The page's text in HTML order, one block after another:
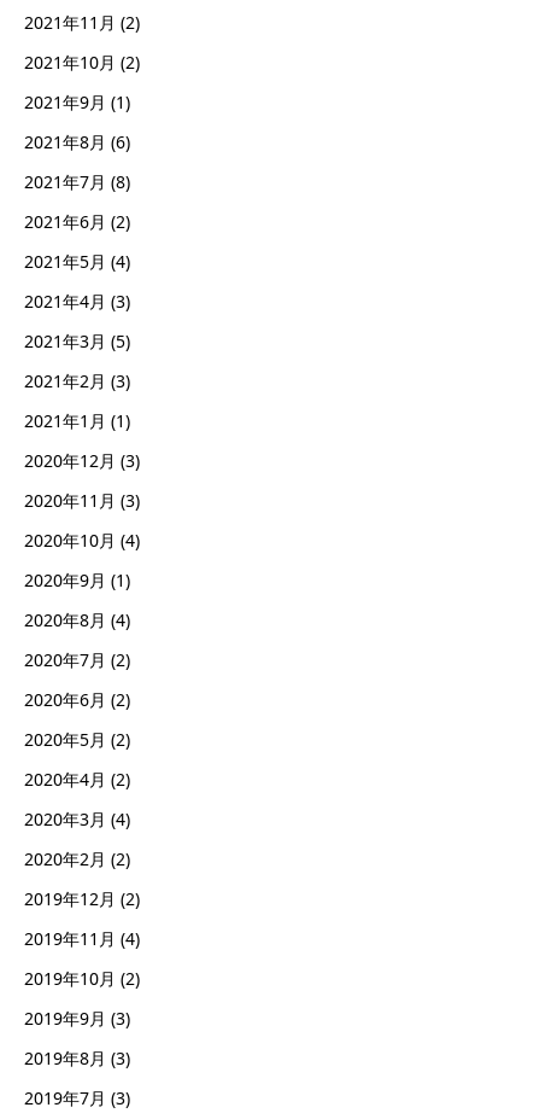
2021年11月 (2)
2021年10月 (2)
2021年9月 (1)
2021年8月 (6)
2021年7月 (8)
2021年6月 (2)
2021年5月 (4)
2021年4月 (3)
2021年3月 (5)
2021年2月 (3)
2021年1月 (1)
2020年12月 (3)
2020年11月 (3)
2020年10月 (4)
2020年9月 (1)
2020年8月 (4)
2020年7月 (2)
2020年6月 (2)
2020年5月 (2)
2020年4月 (2)
2020年3月 (4)
2020年2月 (2)
2019年12月 (2)
2019年11月 (4)
2019年10月 (2)
2019年9月 (3)
2019年8月 (3)
2019年7月 (3)